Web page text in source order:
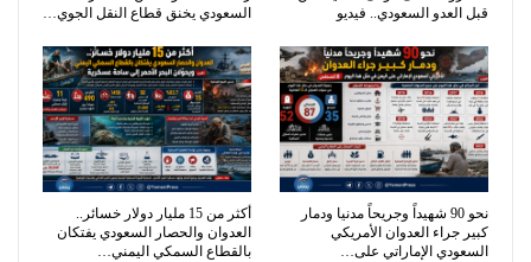
قبل العدو السعودي.. فيديو
السعودي يخنق قطاع النقل الجوي…
نحو 90 شهيداً وجريحاً مدنيا ودمار
كبير جراء العدوان الأمريكي
السعودي الإماراتي على…
أكثر من 15 مليار دولار خسائر..
العدوان والحصار السعودي يفتكان
بالقطاع السمكي اليمني…